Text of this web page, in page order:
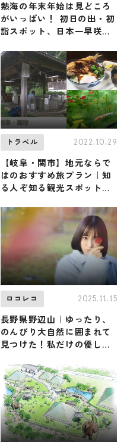
熱海の年末年始は見どころ
がいっぱい！ 初日の出・初
詣スポット、日本一早咲き
開、花火大会 … 2026年の
最新おでかけ情報をご紹介
します ♪
トラベル 2022.10.29
【岐阜・関市】地元ならで
はのおすすめ旅プラン｜知
る人ぞ知る観光スポットを
ロコレコ 2025.11.15
長野県野辺山｜ゆったり、
のんびり大自然に囲まれて
見つけた！私だけの優しい